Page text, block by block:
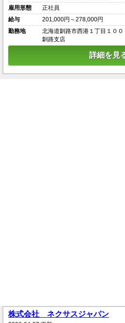
雇用形態
正社員
給与
201,000円～278,000円
勤務地
北海道釧路市西港１丁目１００
釧路支店
詳細を見
株式会社 ネクサスジャパン